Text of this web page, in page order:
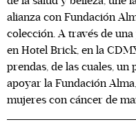
alianza con Fundación
colección. A través de
en Hotel Brick, en la
prendas, de las cuales,
apoyar la Fundación
mujeres con cáncer de